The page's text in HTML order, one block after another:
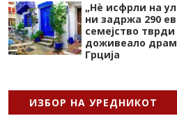
„Нѐ исфрли на
ни задржа 290
семејство
доживеало
Грција
ИЗБОР НА УРЕДНИКОТ